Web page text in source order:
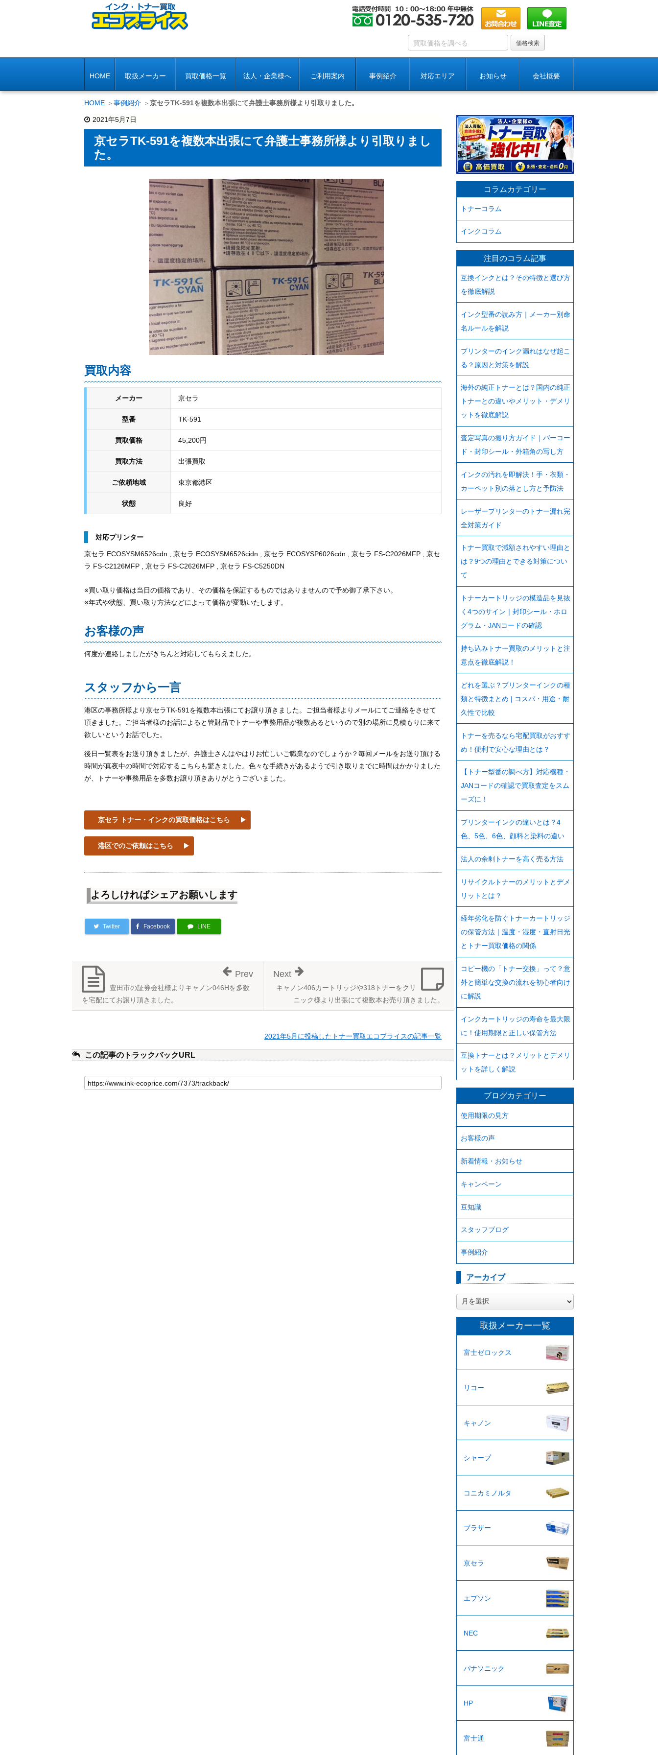
HOME 取扱メーカー 買取価格一覧 法人・企業様へ ご利用案内 事例紹介 対応エリア お知らせ 会社概要
HOME 事例紹介 京セラTK‐591を複数本出張にて弁護士事務所様より引取りました。
2021年5月7日
京セラTK‐591を複数本出張にて弁護士事務所様より引取りまし
た。
買取内容
メーカー 京セラ
型番 TK-591
買取価格 45,200円
買取方法 出張買取
ご依頼地域 東京都港区
状態 良好
対応プリンター
京セラ ECOSYSM6526cdn , 京セラ ECOSYSM6526cidn , 京セラ ECOSYSP6026cdn , 京セラ FS-C2026MFP , 京セ
ラ FS-C2126MFP , 京セラ FS-C2626MFP , 京セラ FS-C5250DN
※買い取り価格は当日の価格であり、その価格を保証するものではありませんので予め御了承下さい。
※年式や状態、買い取り方法などによって価格が変動いたします。
お客様の声
何度か連絡しましたがきちんと対応してもらえました。
スタッフから一言
港区の事務所様より京セラTK‐591を複数本出張にてお譲り頂きました。ご担当者様よりメールにてご連絡をさせて
頂きました。ご担当者様のお話によると管財品でトナーや事務用品が複数あるというので別の場所に見積もりに来て
欲しいというお話でした。
後日一覧表をお送り頂きましたが、弁護士さんはやはりお忙しいご職業なのでしょうか？毎回メールをお送り頂ける
時間が真夜中の時間で対応するこちらも驚きました。色々な手続きがあるようで引き取りまでに時間はかかりました
が、トナーや事務用品を多数お譲り頂きありがとうございました。
京セラ トナー・インクの買取価格はこちら
港区でのご依頼はこちら
よろしければシェアお願いします
Twitter Facebook LINE
キャノン406カートリッジや318トナーをクリ
ニック様より出張にて複数本お売り頂きました。
Next
豊田市の証券会社様よりキャノン046Hを多数
を宅配にてお譲り頂きました。
Prev
2021年5月に投稿したトナー買取エコプライスの記事一覧
この記事のトラックバックURL
の
コラムカテゴリー
トナーコラム
インクコラム
注目のコラム記事
互換インクとは？その特徴と選び方
を徹底解説
インク型番の読み方｜メーカー別命
名ルールを解説
プリンターのインク漏れはなぜ起こ
る？原因と対策を解説
海外の純正トナーとは？国内の純正
トナーとの違いやメリット・デメリ
ットを徹底解説
査定写真の撮り方ガイド｜バーコー
ド・封印シール・外箱角の写し方
インクの汚れを即解決！手・衣類・
カーペット別の落とし方と予防法
レーザープリンターのトナー漏れ完
全対策ガイド
トナー買取で減額されやすい理由と
は？9つの理由とできる対策につい
て
トナーカートリッジの模造品を見抜
く4つのサイン｜封印シール・ホロ
グラム・JANコードの確認
持ち込みトナー買取のメリットと注
意点を徹底解説！
どれを選ぶ？プリンターインクの種
類と特徴まとめ | コスパ・用途・耐
久性で比較
トナーを売るなら宅配買取がおすす
め！便利で安心な理由とは？
【トナー型番の調べ方】対応機種・
JANコードの確認で買取査定をスム
ーズに！
プリンターインクの違いとは？4
色、5色、6色、顔料と染料の違い
法人の余剰トナーを高く売る方法
リサイクルトナーのメリットとデメ
リットとは？
経年劣化を防ぐトナーカートリッジ
の保管方法｜温度・湿度・直射日光
とトナー買取価格の関係
コピー機の「トナー交換」って？意
外と簡単な交換の流れを初心者向け
に解説
インクカートリッジの寿命を最大限
に！使用期限と正しい保管方法
互換トナーとは？メリットとデメリ
ットを詳しく解説
ブログカテゴリー
使用期限の見方
お客様の声
新着情報・お知らせ
キャンペーン
豆知識
スタッフブログ
事例紹介
アーカイブ
ー
カ
ブ
取扱メーカー一覧
富士ゼロックス
リコー
キャノン
シャープ
コニカミノルタ
ブラザー
京セラ
エプソン
NEC
パナソニック
HP
富士通